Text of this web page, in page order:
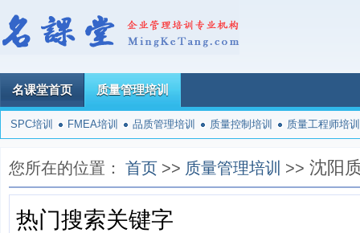
名课堂首页 质量管理培训
SPC培训 FMEA培训 品质管理培训 质量控制培训 质量工程师培训
您所在的位置： 首页 >> 质量管理培训 >> 沈阳
热门搜索关键字